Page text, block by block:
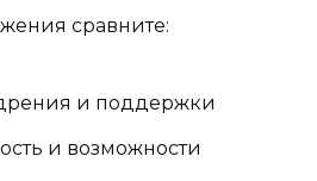
сравните:
и поддержки
и возможности